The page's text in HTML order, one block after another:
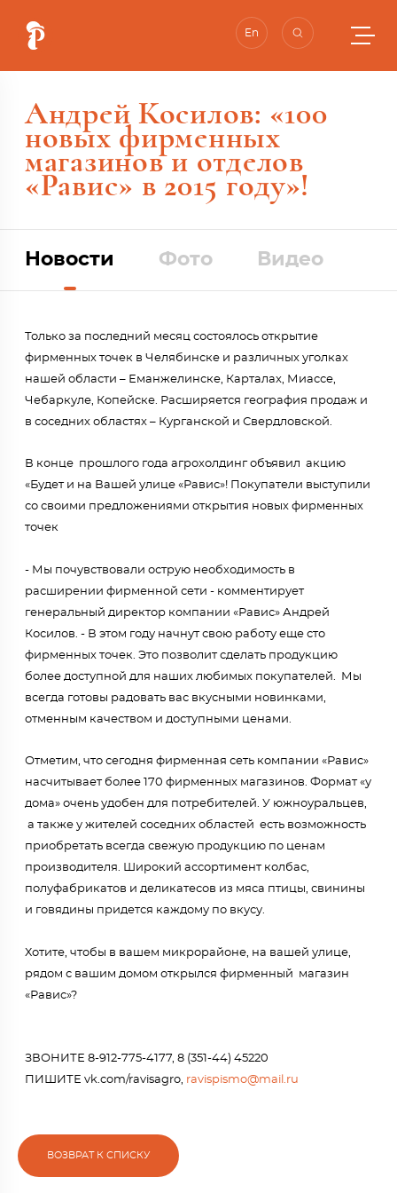
En
Андрей Косилов: «100
новых фирменных
магазинов и отделов
«Равис» в 2015 году»!
Новости Фото Видео
Только за последний месяц состоялось открытие
фирменных точек в Челябинске и различных уголках
нашей области – Еманжелинске, Карталах, Миассе,
Чебаркуле, Копейске. Расширяется география продаж и
в соседних областях – Курганской и Свердловской.
В конце прошлого года агрохолдинг объявил акцию
«Будет и на Вашей улице «Равис»! Покупатели выступили
со своими предложениями открытия новых фирменных
точек
- Мы почувствовали острую необходимость в
расширении фирменной сети - комментирует
генеральный директор компании «Равис» Андрей
Косилов. - В этом году начнут свою работу еще сто
фирменных точек. Это позволит сделать продукцию
более доступной для наших любимых покупателей. Мы
всегда готовы радовать вас вкусными новинками,
отменным качеством и доступными ценами.
Отметим, что сегодня фирменная сеть компании «Равис»
насчитывает более 170 фирменных магазинов. Формат «у
дома» очень удобен для потребителей. У южноуральцев,
а также у жителей соседних областей есть возможность
приобретать всегда свежую продукцию по ценам
производителя. Широкий ассортимент колбас,
полуфабрикатов и деликатесов из мяса птицы, свинины
и говядины придется каждому по вкусу.
Хотите, чтобы в вашем микрорайоне, на вашей улице,
рядом с вашим домом открылся фирменный магазин
«Равис»?
ЗВОНИТЕ 8-912-775-4177, 8 (351-44) 45220
ПИШИТЕ vk.com/ravisagro, ravispismo@mail.ru
ВОЗВРАТ К СПИСКУ